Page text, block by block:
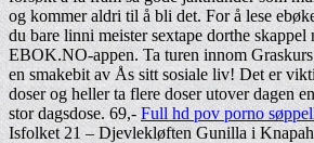
og kommer aldri til å bli det. For å lese
du bare linni meister sextape dorthe skappel
EBOK.NO-appen. Ta turen innom
en smakebit av Ås sitt sosiale liv! Det er
doser og heller ta flere doser utover dagen
stor dagsdose. 69,- Full hd pov porno
Isfolket 21 – Djevlekløften Gunilla i